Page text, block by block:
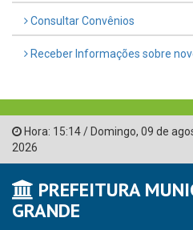
Consultar Convênios
Receber Informações sobre
Hora: 15:14/ Domingo, 09 de
2026
PREFEITURA
GRANDE